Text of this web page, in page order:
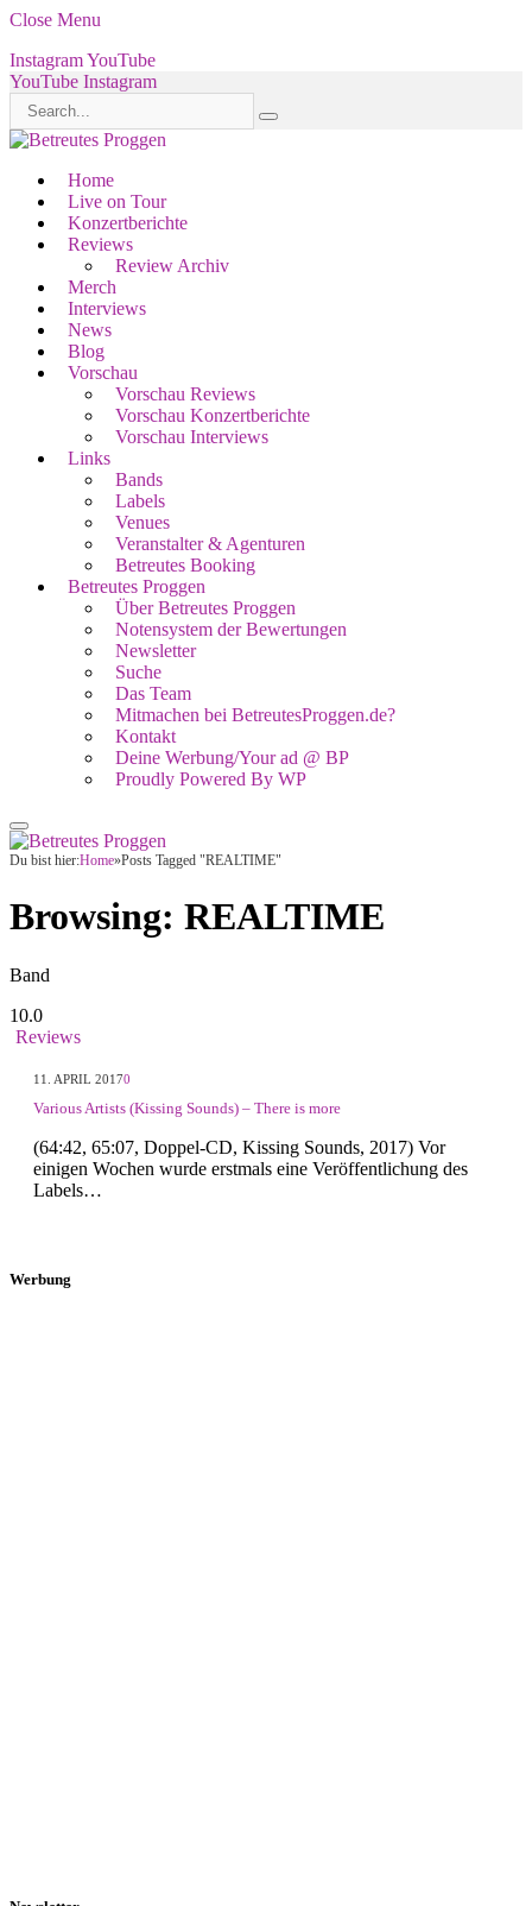
Close Menu
InstagramYouTube
YouTube Instagram
Home
Live on Tour
Konzertberichte
Reviews
Review Archiv
Merch
Interviews
News
Blog
Vorschau
Vorschau Reviews
Vorschau Konzertberichte
Vorschau Interviews
Links
Bands
Labels
Venues
Veranstalter & Agenturen
Betreutes Booking
Betreutes Proggen
Über Betreutes Proggen
Notensystem der Bewertungen
Newsletter
Suche
Das Team
Mitmachen bei BetreutesProggen.de?
Kontakt
Deine Werbung/Your ad @ BP
Proudly Powered By WP
Du bist hier:Home»Posts Tagged "REALTIME"
Browsing: REALTIME
Band
10.0
Reviews
11. APRIL 20170
Various Artists (Kissing Sounds) – There is more
(64:42, 65:07, Doppel-CD, Kissing Sounds, 2017) Vor
einigen Wochen wurde erstmals eine Veröffentlichung des
Labels…
Werbung